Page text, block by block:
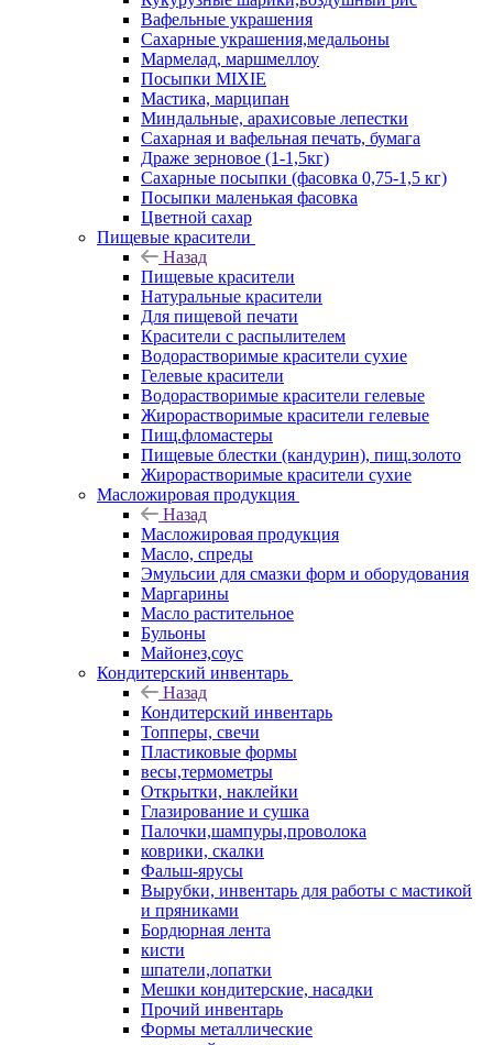
Вафельные украшения
Сахарные украшения,медальоны
Мармелад, маршмеллоу
Посыпки MIXIE
Мастика, марципан
Миндальные, арахисовые лепестки
Сахарная и вафельная печать, бумага
Драже зерновое (1-1,5кг)
Сахарные посыпки (фасовка 0,75-1,5 кг)
Посыпки маленькая фасовка
Цветной сахар
Пищевые красители
Назад
Пищевые красители
Натуральные красители
Для пищевой печати
Красители с распылителем
Водорастворимые красители сухие
Гелевые красители
Водорастворимые красители гелевые
Жирорастворимые красители гелевые
Пищ.фломастеры
Пищевые блестки (кандурин), пищ.золото
Жирорастворимые красители сухие
Масложировая продукция
Назад
Масложировая продукция
Масло, спреды
Эмульсии для смазки форм и оборудования
Маргарины
Масло растительное
Бульоны
Майонез,соус
Кондитерский инвентарь
Назад
Кондитерский инвентарь
Топперы, свечи
Пластиковые формы
весы,термометры
Открытки, наклейки
Глазирование и сушка
Палочки,шампуры,проволока
коврики, скалки
Фальш-ярусы
Вырубки, инвентарь для работы с мастикой
и пряниками
Бордюрная лента
кисти
шпатели,лопатки
Мешки кондитерские, насадки
Прочий инвентарь
Формы металлические